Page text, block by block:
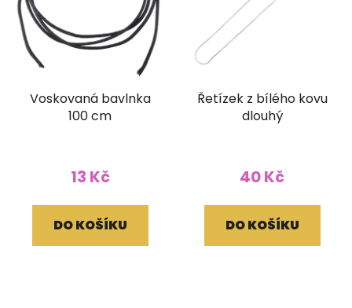
Voskovaná bavlnka
100 cm
13 Kč
DO KOŠÍKU
Řetízek z bílého kovu
dlouhý
40 Kč
DO KOŠÍKU